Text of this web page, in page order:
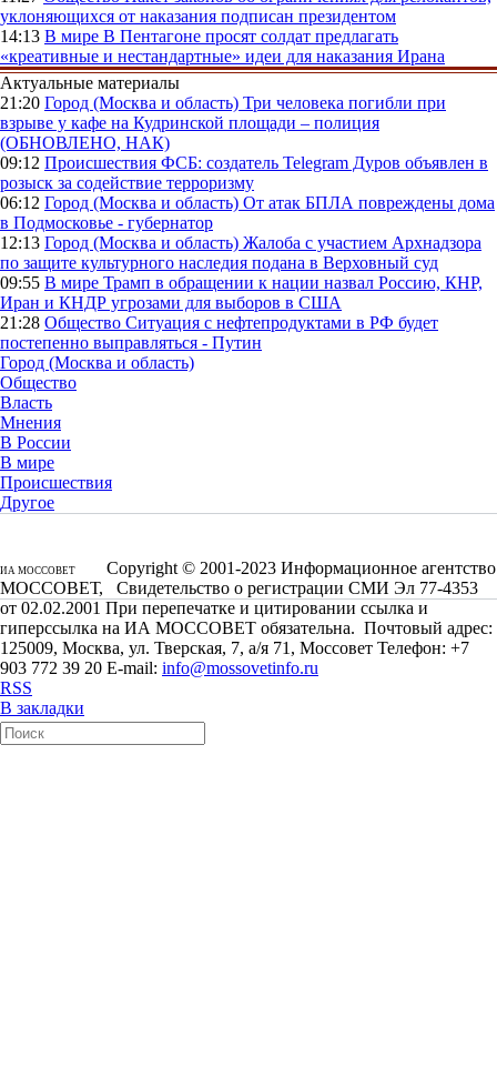
уклоняющихся от наказания подписан президентом
14:13 В мире В Пентагоне просят солдат предлагать
«креативные и нестандартные» идеи для наказания Ирана
Актуальные материалы
21:20 Город (Москва и область) Три человека погибли при
взрыве у кафе на Кудринской площади – полиция
(ОБНОВЛЕНО, НАК)
09:12 Происшествия ФСБ: создатель Telegram Дуров объявлен в
розыск за содействие терроризму
06:12 Город (Москва и область) От атак БПЛА повреждены дома
в Подмосковье - губернатор
12:13 Город (Москва и область) Жалоба с участием Архнадзора
по защите культурного наследия подана в Верховный суд
09:55 В мире Трамп в обращении к нации назвал Россию, КНР,
Иран и КНДР угрозами для выборов в США
21:28 Общество Ситуация с нефтепродуктами в РФ будет
постепенно выправляться - Путин
Город (Москва и область)
Общество
Власть
Мнения
В России
В мире
Происшествия
Другое
ИА МОССОВЕТ
Copyright © 2001-2023 Информационное агентство
МОССОВЕТ, Свидетельство о регистрации СМИ Эл 77-4353
от 02.02.2001 При перепечатке и цитировании ссылка и
гиперссылка на ИА МОССОВЕТ обязательна. Почтовый адрес:
125009, Москва, ул. Тверская, 7, а/я 71, Моссовет Телефон: +7
903 772 39 20 E-mail: info@mossovetinfo.ru
RSS
В закладки